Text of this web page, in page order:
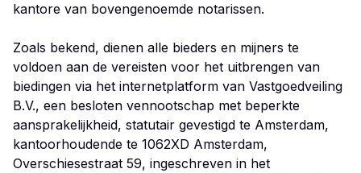
kantore van bovengenoemde notarissen.
Zoals bekend, dienen alle bieders en mijners te
voldoen aan de vereisten voor het uitbrengen van
biedingen via het internetplatform van Vastgoedveiling
B.V., een besloten vennootschap met beperkte
aansprakelijkheid, statutair gevestigd te Amsterdam,
kantoorhoudende te 1062XD Amsterdam,
Overschiesestraat 59, ingeschreven in het